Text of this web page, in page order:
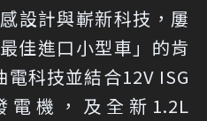
設計與嶄新科技，屢
佳進口小型車」的肯
科技並結合12V ISG
電機，及全新1.2L